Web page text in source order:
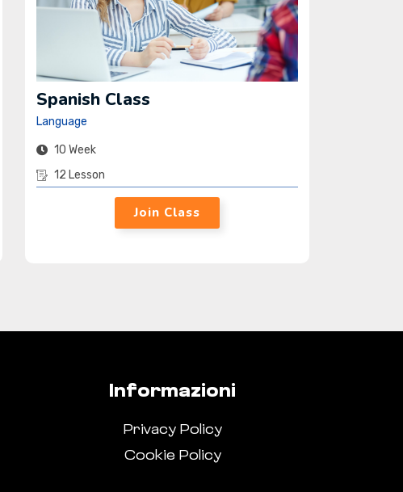
Spanish Class
Language
10 Week
12 Lesson
Join Class
Informazioni
Privacy Policy
Cookie Policy